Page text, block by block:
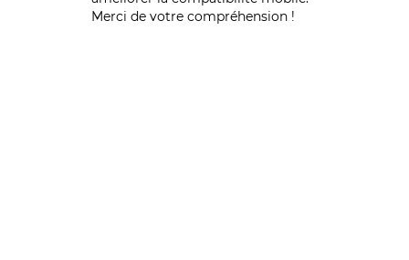
Merci de votre compréhension !